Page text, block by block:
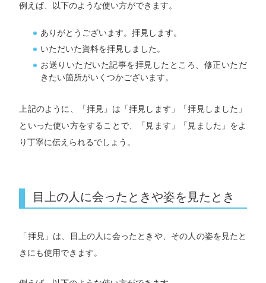
例えば、以下のような使い方ができます。
ありがとうございます。拝見します。
いただいた資料を拝見しました。
お送りいただいた記事を拝見したところ、修正いただ
きたい箇所がいくつかございます。
上記のように、「拝見」は「拝見します」「拝見しました」
といった使い方をすることで、「見ます」「見ました」をよ
り丁寧に伝えられるでしょう。
目上の人に会ったときや姿を見たとき
「拝見」は、目上の人に会ったときや、その人の姿を見たと
きにも使用できます。